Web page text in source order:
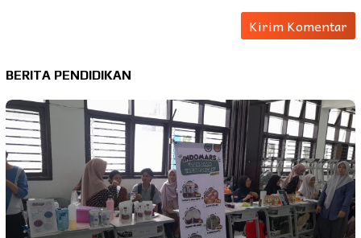
BERITA PENDIDIKAN